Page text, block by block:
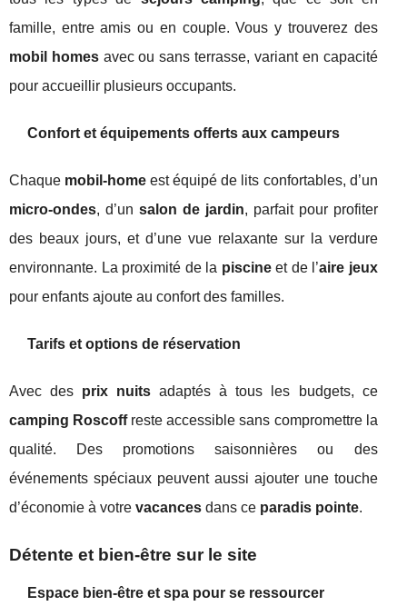
famille, entre amis ou en couple. Vous y trouverez des
mobil homesavec ou sans terrasse, variant en capacité
pour accueillir plusieurs occupants.
Confort et équipements offerts aux campeurs
Chaque mobil-home est équipé de lits confortables, d’un
micro-ondes, d’un salon de jardin, parfait pour profiter
des beaux jours, et d’une vue relaxante sur la verdure
environnante. La proximité de la piscineet de l’aire jeux
pour enfants ajoute au confort des familles.
Tarifs et options de réservation
Avec des prix nuits adaptés à tous les budgets, ce
camping Roscoffreste accessible sans compromettre la
qualité. Des promotions saisonnières ou des
événements spéciaux peuvent aussi ajouter une touche
d’économie à votre vacances dans ce paradis pointe.
Détente et bien-être sur le site
Espace bien-être et spa pour se ressourcer